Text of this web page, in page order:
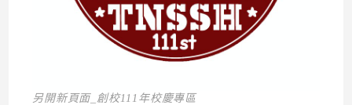
另開新頁面_創校111年校慶專區